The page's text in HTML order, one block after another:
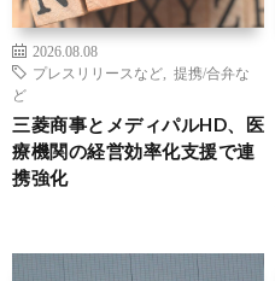
2026.08.08
プレスリリースなど
提携/合弁な
ど
三菱商事とメディパルHD、医
療機関の経営効率化支援で連
携強化